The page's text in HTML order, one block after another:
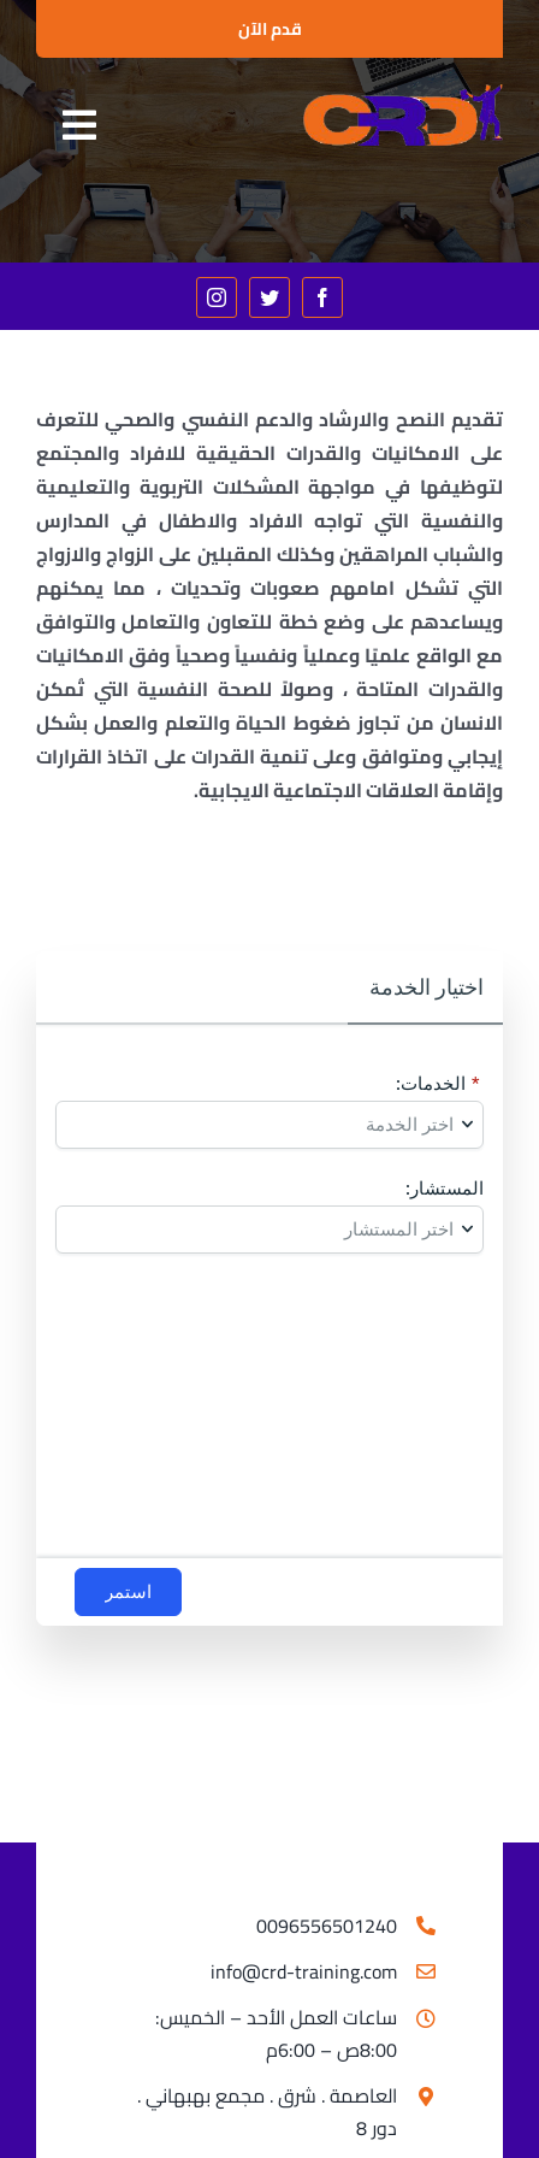
content
قدم الآن
الرئيسية
من نحن
البرامج التدريبية
العملاء والشراكات
الأخبار
الفعاليات
اتصل بنا
تقديم النصح والارشاد والدعم النفسي والصحي للتعرف
على الامكانيات والقدرات الحقيقية للافراد والمجتمع
لتوظيفها في مواجهة المشكلات التربوية والتعليمية
والنفسية التي تواجه الافراد والاطفال في المدارس
والشباب المراهقين وكذلك المقبلين على الزواج والازواج
التي تشكل امامهم صعوبات وتحديات ، مما يمكنهم
ويساعدهم على وضع خطة للتعاون والتعامل والتوافق
مع الواقع علميًا وعملياً ونفسياً وصحياً وفق الامكانيات
والقدرات المتاحة ، وصولاً للصحة النفسية التي تُمكن
الانسان من تجاوز ضغوط الحياة والتعلم والعمل بشكل
إيجابي ومتوافق وعلى تنمية القدرات على اتخاذ القرارات
وإقامة العلاقات الاجتماعية الايجابية.
اختيار الخدمة
الخدمات:
المستشار:
استمر
0096556501240⁩
info@crd-training.com
ساعات العمل الأحد – الخميس:
8:00ص – 6:00م
العاصمة . شرق . مجمع بهبهاني .
دور 8